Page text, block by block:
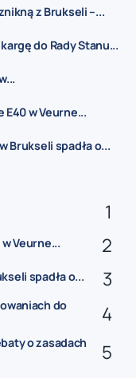
z Brukseli –...
do Rady Stanu...
w Veurne...
Brukseli spadła o...
Veurne...
spadła o...
do
o zasadach